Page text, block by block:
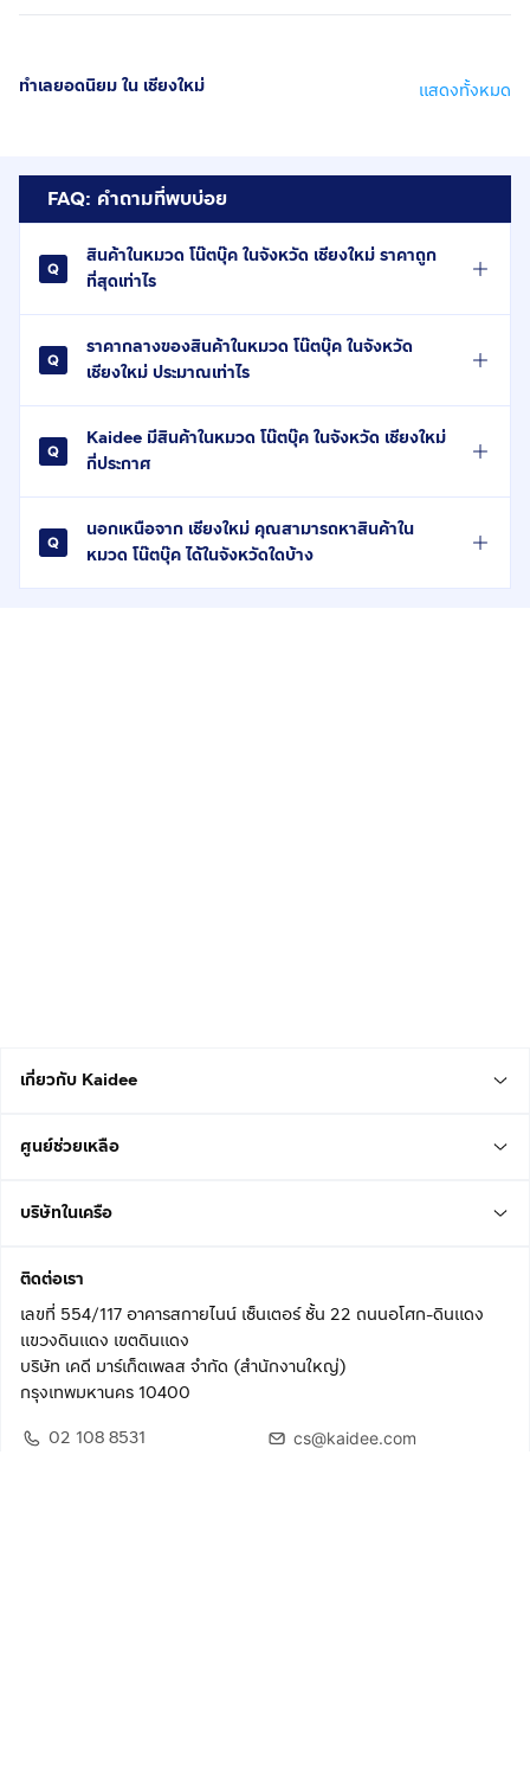
ทำเลยอดนิยม ใน เชียงใหม่ แสดงทั้งหมด
FAQ: คำถามที่พบบ่อย
สินค้าในหมวด โน๊ตบุ๊ค ในจังหวัด เชียงใหม่ ราคาถูก
ที่สุดเท่าไร
ราคากลางของสินค้าในหมวด โน๊ตบุ๊ค ในจังหวัด
เชียงใหม่ ประมาณเท่าไร
Kaidee มีสินค้าในหมวด โน๊ตบุ๊ค ในจังหวัด เชียงใหม่
กี่ประกาศ
นอกเหนือจาก เชียงใหม่ คุณสามารถหาสินค้าใน
หมวด โน๊ตบุ๊ค ได้ในจังหวัดใดบ้าง
เกี่ยวกับ Kaidee
ศูนย์ช่วยเหลือ
บริษัทในเครือ
ติดต่อเรา
เลขที่ 554/117 อาคารสกายไนน์ เซ็นเตอร์ ชั้น 22 ถนนอโศก-ดินแดง
แขวงดินแดง เขตดินแดง
บริษัท เคดี มาร์เก็ตเพลส จำกัด (สำนักงานใหญ่)
กรุงเทพมหานคร 10400
02 108 8531
cs@kaidee.com